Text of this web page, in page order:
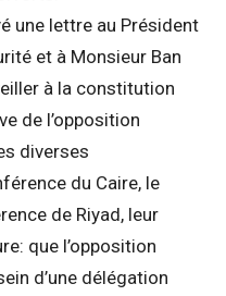
une lettre au Président
et à Monsieur Ban
à la constitution
de l’opposition
diverses
du Caire, le
de Riyad, leur
que l’opposition
d’une délégation